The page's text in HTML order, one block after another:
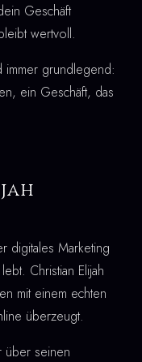
Geschäft
wertvoll.
immer grundlegend:
ein Geschäft, das
digitales Marketing
Christian Elijah
mit einem echten
überzeugt.
über seinen